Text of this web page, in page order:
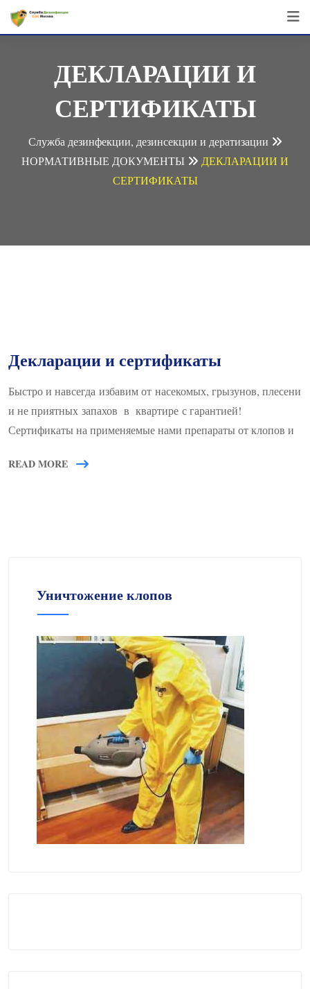
Перейти
ДЕКЛАРАЦИИ И
СЕРТИФИКАТЫ
Служба дезинфекции, дезинсекции и дератизации
НОРМАТИВНЫЕ ДОКУМЕНТЫ
ДЕКЛАРАЦИИ И
СЕРТИФИКАТЫ
Декларации и сертификаты
Быстро и навсегда избавим от насекомых, грызунов, плесени
и не приятных запахов в квартире с гарантией!
Сертификаты на применяемые нами препараты от клопов и
READ MORE
Уничтожение клопов